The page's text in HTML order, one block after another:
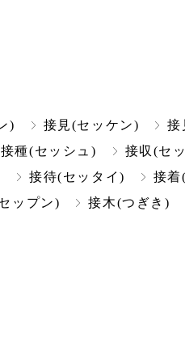
) 接見(セッケン)
接
接種(セッシュ) 接収(セ
接待(セッタイ) 接着
ップン) 接木(つぎき)